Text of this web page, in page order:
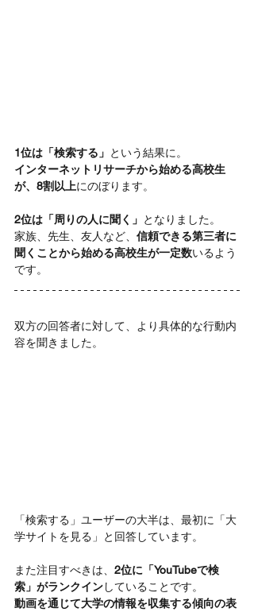
1位は「検索する」 という結果に。
インターネットリサーチから始める高校生
が、8割以上にのぼります。
2位は「周りの人に聞く」 となりました。
家族、先生、友人など、 信頼できる第三者に
聞くことから始める高校生が一定数いるよう
です。
双方の回答者に対して、より具体的な行動内
容を聞きました。
「検索する」ユーザーの大半は、最初に「大
学サイトを見る」と回答しています。
また注目すべきは、 2位に「YouTubeで検
索」がランクインしていることです。
動画を通じて大学の情報を収集する傾向の表